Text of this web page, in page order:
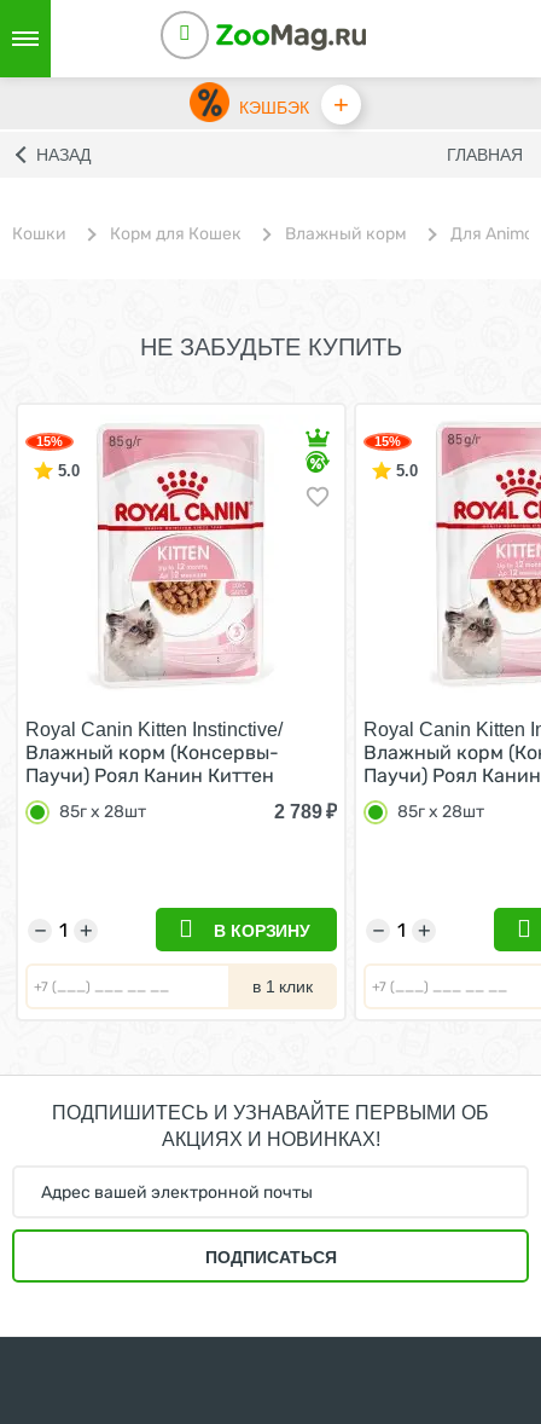
КЭШБЭК +
НАЗАД ГЛАВНАЯ
Кошки Корм для Кошек Влажный корм Для
НЕ ЗАБУДЬТЕ КУПИТЬ
15%
5.0
Royal Canin Kitten Instinctive/
Влажный корм (Консервы-
Паучи) Роял Канин Киттен
Инстинктив для Котят в
возрасте от 4 до 12 месяцев в
85г х 28шт 2 789₽
+
− В КОРЗИНУ
в 1 клик
15%
5.0
Royal Canin Kitten
Влажный корм
Паучи) Роял
Инстинктив для
возрасте от 4 до
85г х 28шт
+
−
ПОДПИШИТЕСЬ И УЗНАВАЙТЕ ПЕРВЫМИ ОБ
АКЦИЯХ И НОВИНКАХ!
ПОДПИСАТЬСЯ